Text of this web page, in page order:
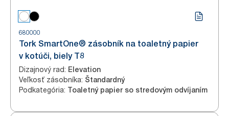
680000
Tork SmartOne® zásobník na toaletný papier
v kotúči, biely T8
Dizajnový rad: Elevation
Veľkosť zásobníka: Štandardný
Podkategória: Toaletný papier so stredovým odvíjaním